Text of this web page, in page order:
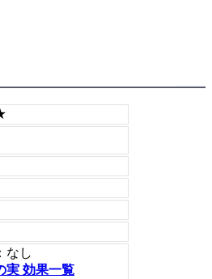
なし
実 効果一覧